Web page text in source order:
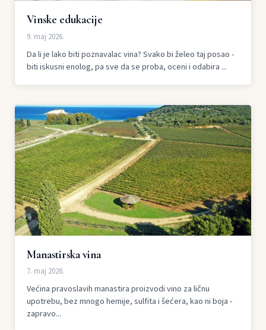
Vinske edukacije
9. maj 2026.
Da li je lako biti poznavalac vina? Svako bi želeo taj posao -
biti iskusni enolog, pa sve da se proba, oceni i odabira ...
Manastirska vina
7. maj 2026.
Većina pravoslavih manastira proizvodi vino za ličnu
upotrebu, bez mnogo hemije, sulfita i šećera, kao ni boja -
zapravo...